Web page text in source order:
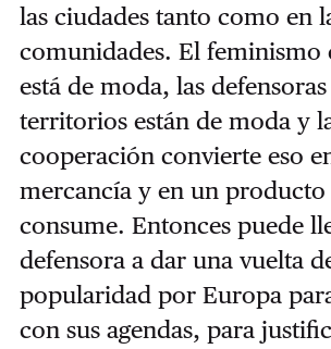
las ciudades tanto como en
comunidades. El
está de moda, las
territorios están de moda y
cooperación convierte eso
mercancía y en un producto
consume. Entonces puede
defensora a dar una vuelta
popularidad por Europa
con sus agendas, para